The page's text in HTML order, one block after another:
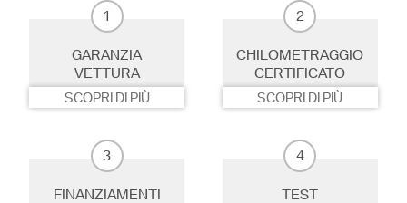
1
GARANZIA
VETTURA
SCOPRI DI PIÙ
2
CHILOMETRAGGIO
CERTIFICATO
SCOPRI DI PIÙ
3
FINANZIAMENTI
4
TEST